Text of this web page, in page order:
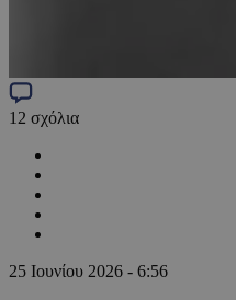
12 σχόλια
25 Ιουνίου 2026 - 6:56